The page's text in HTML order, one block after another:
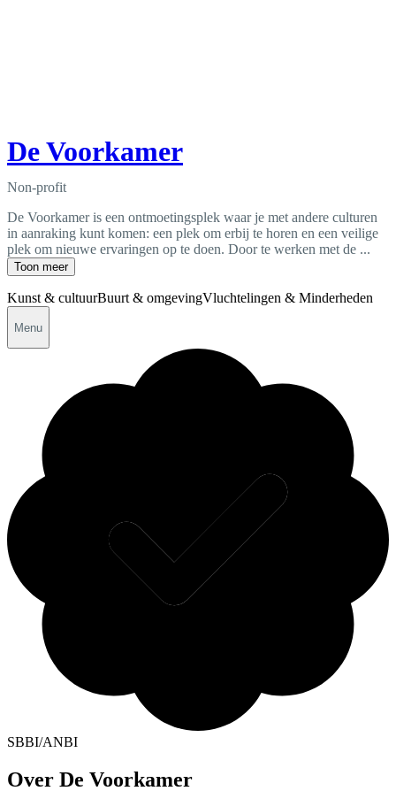
De Voorkamer
Non-profit
De Voorkamer is een ontmoetingsplek waar je met andere culturen
in aanraking kunt komen: een plek om erbij te horen en een veilige
plek om nieuwe ervaringen op te doen. Door te werken met de ...
Toon meer
Kunst & cultuurBuurt & omgevingVluchtelingen & Minderheden
Menu
SBBI/ANBI
Over De Voorkamer